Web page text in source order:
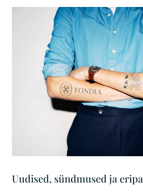
Uudised, sündmused ja